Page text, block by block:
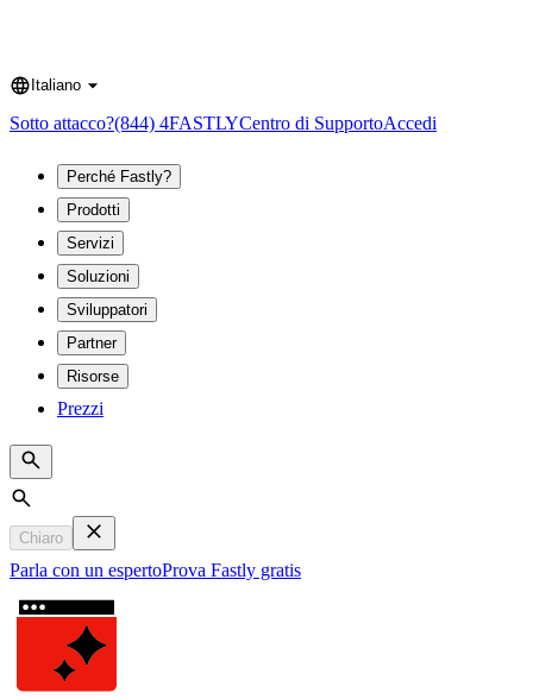
Language
Italiano
Sotto attacco?(844) 4FASTLYCentro di SupportoAccedi
Perché Fastly?
Prodotti
Servizi
Soluzioni
Sviluppatori
Partner
Risorse
Prezzi
Search
Chiaro
Parla con un espertoProva Fastly gratis